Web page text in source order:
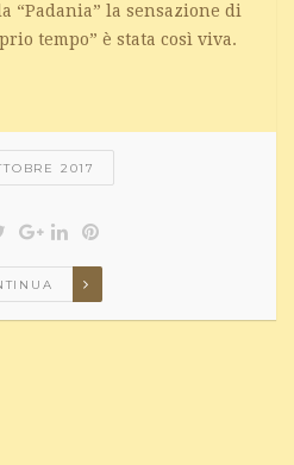
“Padania” la sensazione di
tempo” è stata così viva.
2017